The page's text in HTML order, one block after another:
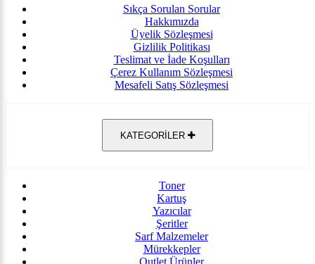
Sıkça Sorulan Sorular
Hakkımızda
Üyelik Sözleşmesi
Gizlilik Politikası
Teslimat ve İade Koşulları
Çerez Kullanım Sözleşmesi
Mesafeli Satış Sözleşmesi
KATEGORİLER
Toner
Kartuş
Yazıcılar
Şeritler
Sarf Malzemeler
Mürekkepler
Outlet Ürünler